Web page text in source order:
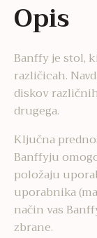
Opis
Banffy je stol,
različicah.
diskov
drugega.
Ključna
Banffyju
položaju
uporabnika
način vas
zbrane.